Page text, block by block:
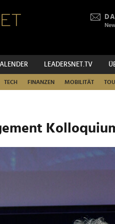
LEADERSNET.TV
TECH FINANZEN MOBILITÄT